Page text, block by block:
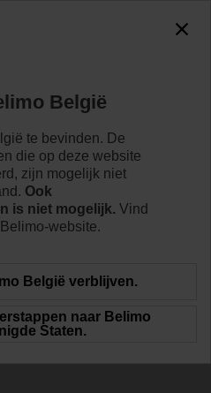
van
een esthetisch en tijdloos
snelle montage, de
inbedrijfstelling en
binnenklimaat.
België
te bevinden. De
die op deze website
zijn mogelijk niet
Ook
is niet mogelijk. Vind
website.
België verblijven.
naar Belimo
Staten.